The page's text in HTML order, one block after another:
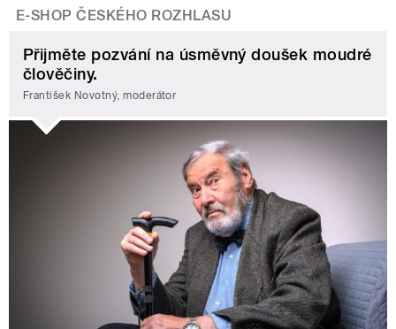
E-SHOP ČESKÉHO ROZHLASU
Přijměte pozvání na úsměvný doušek moudré
člověčiny.
František Novotný, moderátor